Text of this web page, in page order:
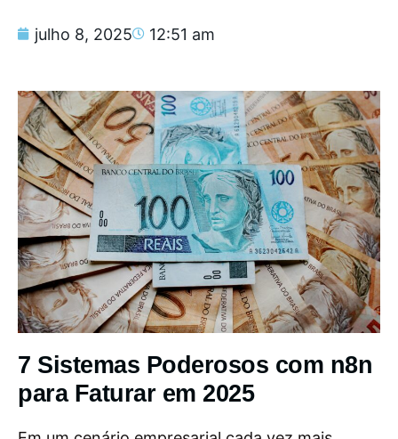
julho 8, 2025 12:51 am
7 Sistemas Poderosos com n8n
para Faturar em 2025